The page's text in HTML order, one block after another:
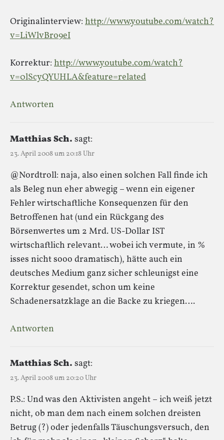
Originalinterview: http://www.youtube.com/watch?
v=LiWlvBro9eI
Korrektur: http://www.youtube.com/watch?
v=0lScyQYUHLA&feature=related
Antworten
Matthias Sch. sagt:
23. April 2008 um 20:18 Uhr
@Nordtroll: naja, also einen solchen Fall finde ich
als Beleg nun eher abwegig – wenn ein eigener
Fehler wirtschaftliche Konsequenzen für den
Betroffenen hat (und ein Rückgang des
Börsenwertes um 2 Mrd. US-Dollar IST
wirtschaftlich relevant… wobei ich vermute, in %
isses nicht sooo dramatisch), hätte auch ein
deutsches Medium ganz sicher schleunigst eine
Korrektur gesendet, schon um keine
Schadenersatzklage an die Backe zu kriegen….
Antworten
Matthias Sch. sagt:
23. April 2008 um 20:20 Uhr
P.S.: Und was den Aktivisten angeht – ich weiß jetzt
nicht, ob man dem nach einem solchen dreisten
Betrug (?) oder jedenfalls Täuschungsversuch, den